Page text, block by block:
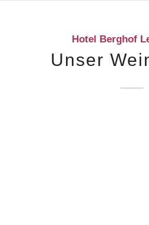
Hotel Berghof
Unser